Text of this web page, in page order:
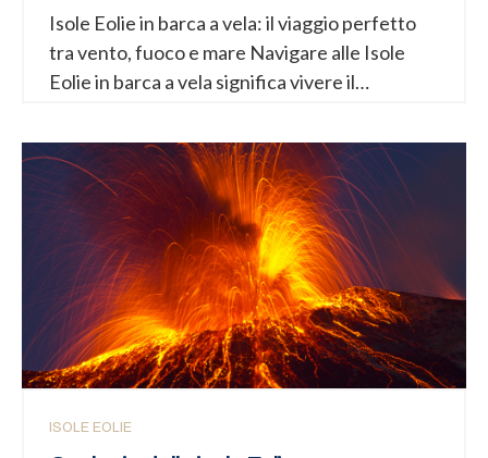
Isole Eolie in barca a vela: il viaggio perfetto
tra vento, fuoco e mare Navigare alle Isole
Eolie in barca a vela significa vivere il
Qui il vento profuma di salsedine e macchia
mediterranea, il mare cambia colore nell’arco
di poche miglia e la terra racconta una storia
millenaria fatta di eruzioni, dominazioni
antiche e tradizioni marinare. Questo
arcipelago vulcanico a nord della Sicilia è una
delle mete più affascinanti d’Europa per chi
ama la navigazione: distanze brevi, approdi
suggestivi, rade sicure e scenari naturali che
alle...
ISOLE EOLIE